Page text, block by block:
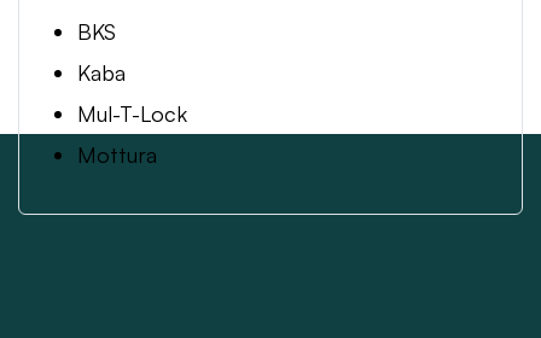
BKS
Kaba
Mul-T-Lock
Mottura